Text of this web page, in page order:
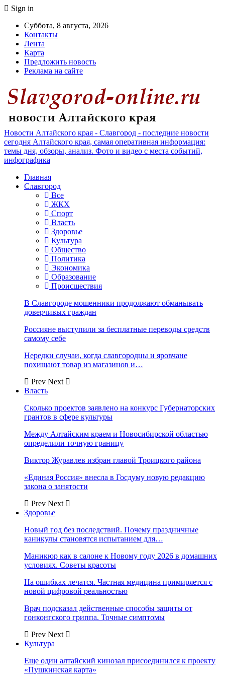
Sign in
Суббота, 8 августа, 2026
Контакты
Лента
Карта
Предложить новость
Реклама на сайте
Новости Алтайского края - Славгород - последние новости
сегодня Алтайского края, самая оперативная информация:
темы дня, обзоры, анализ. Фото и видео с места событий,
инфографика
Главная
Славгород
Все
ЖКХ
Спорт
Власть
Здоровье
Культура
Общество
Политика
Экономика
Образование
Происшествия
В Славгороде мошенники продолжают обманывать
доверчивых граждан
Россияне выступили за бесплатные переводы средств
самому себе
Нередки случаи, когда славгородцы и яровчане
похищают товар из магазинов и…
Prev Next
Власть
Сколько проектов заявлено на конкурс Губернаторских
грантов в сфере культуры
Между Алтайским краем и Новосибирской областью
определили точную границу
Виктор Журавлев избран главой Троицкого района
«Единая Россия» внесла в Госдуму новую редакцию
закона о занятости
Prev Next
Здоровье
Новый год без последствий. Почему праздничные
каникулы становятся испытанием для…
Маникюр как в салоне к Новому году 2026 в домашних
условиях. Советы красоты
На ошибках лечатся. Частная медицина примиряется с
новой цифровой реальностью
Врач подсказал действенные способы защиты от
гонконгского гриппа. Точные симптомы
Prev Next
Культура
Еще один алтайский кинозал присоединился к проекту
«Пушкинская карта»